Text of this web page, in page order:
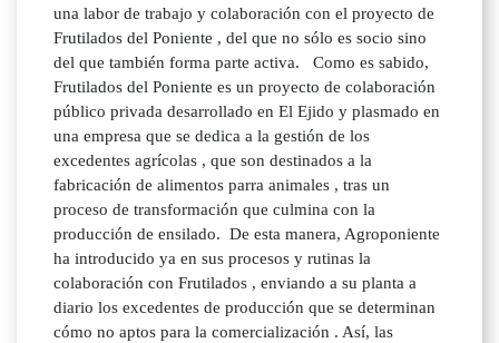
una labor de trabajo y colaboración con el proyecto de
Frutilados del Poniente , del que no sólo es socio sino
del que también forma parte activa. Como es sabido,
Frutilados del Poniente es un proyecto de colaboración
público privada desarrollado en El Ejido y plasmado en
una empresa que se dedica a la gestión de los
excedentes agrícolas , que son destinados a la
fabricación de alimentos parra animales , tras un
proceso de transformación que culmina con la
producción de ensilado. De esta manera, Agroponiente
ha introducido ya en sus procesos y rutinas la
colaboración con Frutilados , enviando a su planta a
diario los excedentes de producción que se determinan
cómo no aptos para la comercialización . Así, las